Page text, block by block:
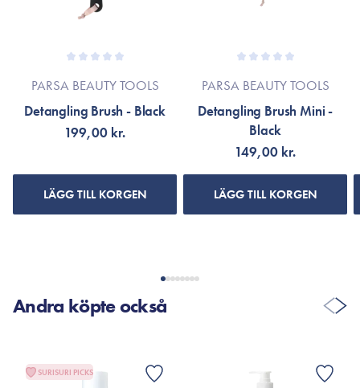
PARSA BEAUTY TOOLS
Detangling Brush - Black
199,00 kr.
LÄGG TILL KORGEN
PARSA BEAUTY TOOLS
Detangling Brush Mini -
Black
149,00 kr.
LÄGG TILL KORGEN
Andra köpte också
SURISURI PICKS